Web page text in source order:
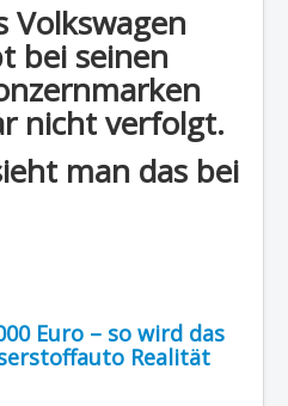
Volkswagen
bei seinen
nicht verfolgt.
man das bei
Euro – so wird das
Realität